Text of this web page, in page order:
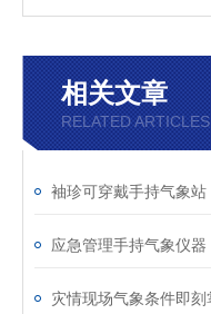
相关文章
RELATED ARTICLES